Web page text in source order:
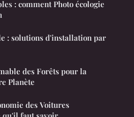
: comment Photo écologie
: solutions d'installation par
des Forêts pour la
Planète
des Voitures